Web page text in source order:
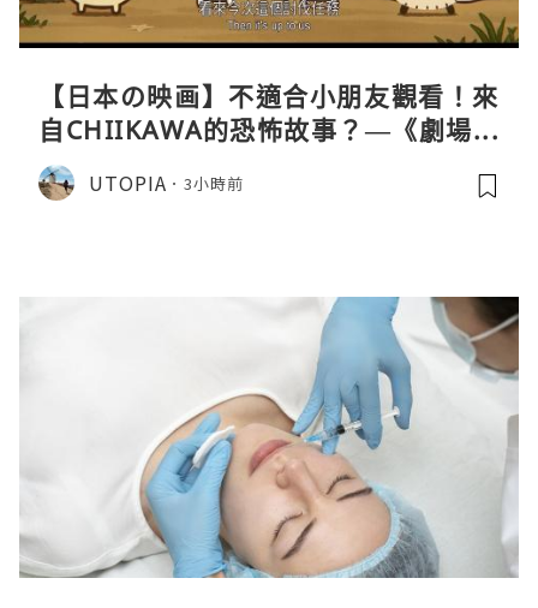
【日本の映画】不適合小朋友觀看！來
自CHIIKAWA的恐怖故事？—《劇場版
CHIIKAWA 人魚島的秘密》
UTOPIA 3小時前